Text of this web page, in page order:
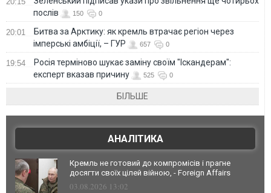
послів
150 0
20:01
Битва за Арктику: як кремль втрачає регіон через
імперські амбіції, – ГУР
657 0
19:54
Росія терміново шукає заміну своїм "Іскандерам":
експерт вказав причину
525 0
БІЛЬШЕ
АНАЛІТИКА
Кремль не готовий до компромісів і прагне
досягти своїх цілей війною, - Foreign Affairs
03.08.2026 13:02